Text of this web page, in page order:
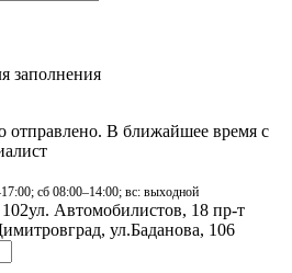
заполнения
В ближайшее время с
сб 08:00–14:00; вс: выходной
ул. Автомобилистов, 18 пр-т
ул.Баданова, 106